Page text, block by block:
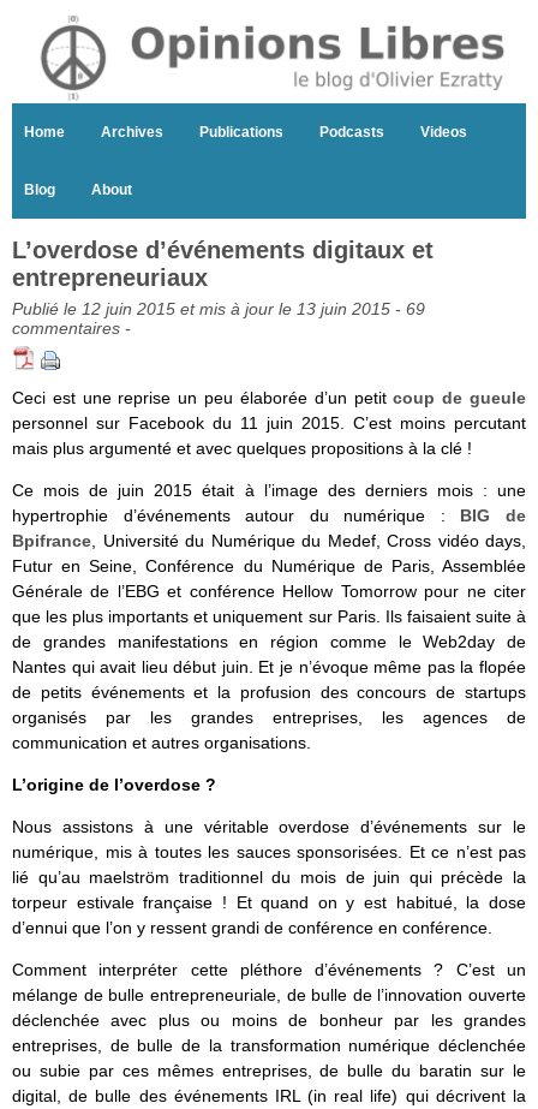
Home Archives Publications Podcasts Videos
Blog About
L’overdose d’événements digitaux et
entrepreneuriaux
Publié le 12 juin 2015 et mis à jour le 13 juin 2015 - 69
commentaires -
Ceci est une reprise un peu élaborée d’un petitcoup de gueule
personnel sur Facebook du 11 juin 2015. C’est moins percutant
mais plus argumenté et avec quelques propositions à la clé !
Ce mois de juin 2015 était à l’image des derniers mois : une
hypertrophie d’événements autour du numérique : BIG de
Bpifrance , Université du Numérique du Medef, Cross vidéo days,
Futur en Seine, Conférence du Numérique de Paris, Assemblée
Générale de l’EBG et conférence Hellow Tomorrow pour ne citer
que les plus importants et uniquement sur Paris. Ils faisaient suite à
de grandes manifestations en région comme le Web2day de
Nantes qui avait lieu début juin. Et je n’évoque même pas la flopée
de petits événements et la profusion des concours de startups
organisés par les grandes entreprises, les agences de
communication et autres organisations.
L’origine de l’overdose ?
Nous assistons à une véritable overdose d’événements sur le
numérique, mis à toutes les sauces sponsorisées. Et ce n’est pas
lié qu’au maelström traditionnel du mois de juin qui précède la
torpeur estivale française ! Et quand on y est habitué, la dose
d’ennui que l’on y ressent grandi de conférence en conférence.
Comment interpréter cette pléthore d’événements ? C’est un
mélange de bulle entrepreneuriale, de bulle de l’innovation ouverte
déclenchée avec plus ou moins de bonheur par les grandes
entreprises, de bulle de la transformation numérique déclenchée
ou subie par ces mêmes entreprises, de bulle du baratin sur le
digital, de bulle des événements IRL (in real life) qui décrivent la